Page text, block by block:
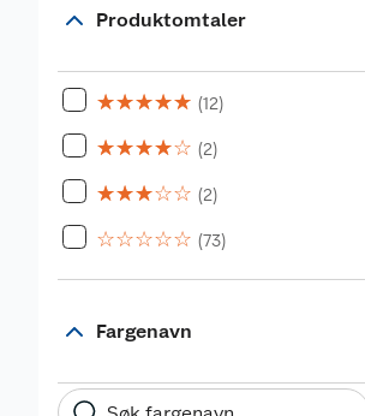
Produktomtaler
☆☆☆☆☆ (12)
☆☆☆☆☆ (2)
☆☆☆☆☆ (2)
☆☆☆☆☆ (73)
Fargenavn